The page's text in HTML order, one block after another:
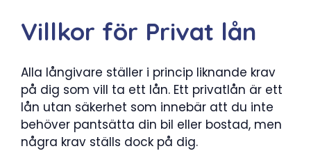
Villkor för Privat lån
Alla långivare ställer i princip liknande krav
på dig som vill ta ett lån. Ett privatlån är ett
lån utan säkerhet som innebär att du inte
behöver pantsätta din bil eller bostad, men
några krav ställs dock på dig.